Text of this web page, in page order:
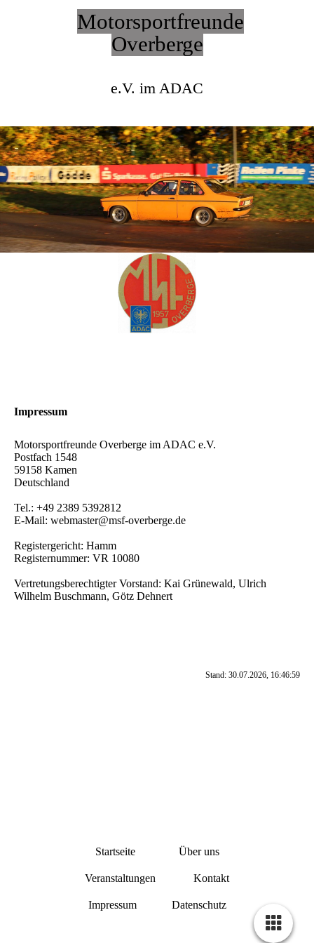
Motorsportfreunde
Overberge
e.V. im ADAC
Impressum
Motorsportfreunde Overberge im ADAC e.V.
Postfach 1548
59158 Kamen
Deutschland
Tel.: +49 2389 5392812
E-Mail: webmaster@msf-overberge.de
Registergericht: Hamm
Registernummer: VR 10080
Vertretungsberechtigter Vorstand: Kai Grünewald, Ulrich
Wilhelm Buschmann, Götz Dehnert
Stand: 30.07.2026, 16:46:59
Startseite Über uns
Veranstaltungen Kontakt
Impressum Datenschutz